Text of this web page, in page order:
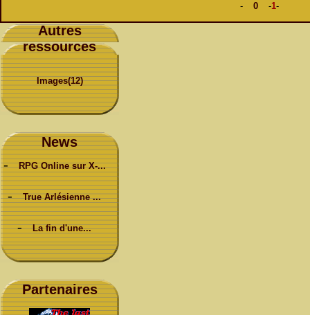
-
0 -1-
Autres
ressources
Images(12)
News
-
RPG Online sur X-...
- True Arlésienne ...
- La fin d'une...
Partenaires